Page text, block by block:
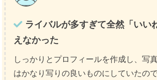
ライバルが多すぎて全然「いい
えなかった
しっかりとプロフィールを作成し、写
はかなり写りの良いものにしていたの